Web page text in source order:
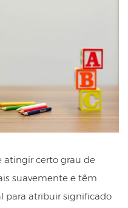
atingir certo grau de
suavemente e têm
para atribuir significado